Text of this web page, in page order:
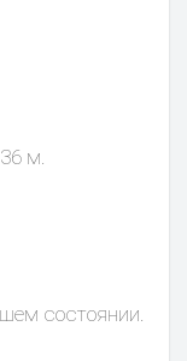
м.
состоянии.